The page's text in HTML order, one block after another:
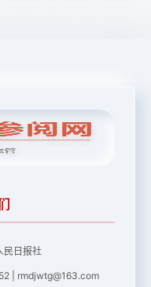
民日报社
| rmdjwtg@163.com